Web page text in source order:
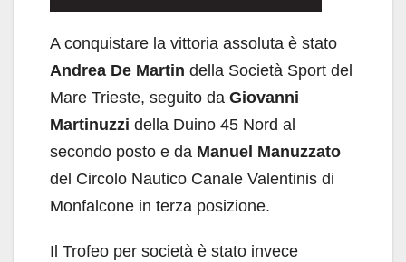
A conquistare la vittoria assoluta è stato
Andrea De Martin della Società Sport del
Mare Trieste, seguito da Giovanni
Martinuzzi della Duino 45 Nord al
secondo posto e da Manuel Manuzzato
del Circolo Nautico Canale Valentinis di
Monfalcone in terza posizione.
Il Trofeo per società è stato invece